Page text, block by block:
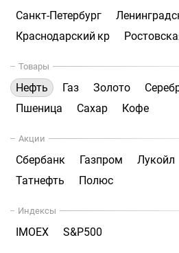
Санкт-Петербург
Краснодарский кр
Товары
Нефть Газ Золото
Пшеница
Сахар Кофе
Акции
Сбербанк Газпром Лукойл
Татнефть
Полюс
Индексы
IMOEX S&P500